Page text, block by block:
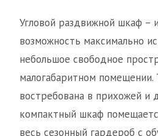
Угловой раздвижной шкаф –
возможность максимально
небольшое свободное
малогабаритном помещении.
востребована в прихожей и
компактный шкаф
весь сезонный гардероб с